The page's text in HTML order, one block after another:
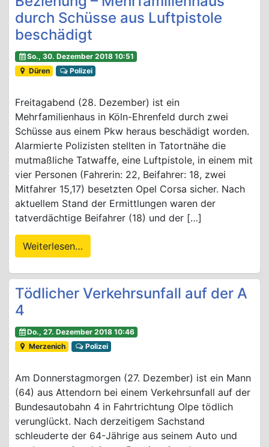
durch Schüsse aus Luftpistole
beschädigt
So., 30. Dezember 2018 10:51
Düren
Polizei
Freitagabend (28. Dezember) ist ein
Mehrfamilienhaus in Köln-Ehrenfeld durch zwei
Schüsse aus einem Pkw heraus beschädigt worden.
Alarmierte Polizisten stellten in Tatortnähe die
mutmaßliche Tatwaffe, eine Luftpistole, in einem mit
vier Personen (Fahrerin: 22, Beifahrer: 18, zwei
Mitfahrer 15,17) besetzten Opel Corsa sicher. Nach
aktuellem Stand der Ermittlungen waren der
tatverdächtige Beifahrer (18) und der […]
Weiterlesen…
Tödlicher Verkehrsunfall auf der A
4
Do., 27. Dezember 2018 10:46
Merzenich
Polizei
Am Donnerstagmorgen (27. Dezember) ist ein Mann
(64) aus Attendorn bei einem Verkehrsunfall auf der
Bundesautobahn 4 in Fahrtrichtung Olpe tödlich
verunglückt. Nach derzeitigem Sachstand
schleuderte der 64-Jährige aus seinem Auto und